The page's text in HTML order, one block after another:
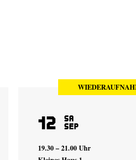
12 Sa
Sep
19.30 – 21.00 Uhr